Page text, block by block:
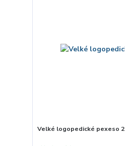
Velké logopedické pexeso 2